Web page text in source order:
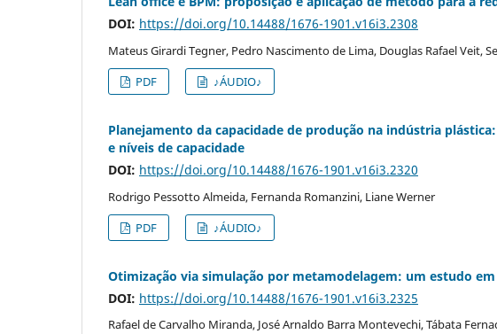
DOI: https://doi.org/10.14488/1676-1901.v16i3.2308
Mateus Girardi Tegner, Pedro Nascimento de Lima, Douglas Rafael Veit,
PDF
♪ÁUDIO♪
Planejamento da capacidade de produção na indústria
e níveis de capacidade
DOI: https://doi.org/10.14488/1676-1901.v16i3.2320
Rodrigo Pessotto Almeida, Fernanda Romanzini, Liane Werner
PDF
♪ÁUDIO♪
Otimização via simulação por metamodelagem: um estudo em
DOI: https://doi.org/10.14488/1676-1901.v16i3.2325
Rafael de Carvalho Miranda, José Arnaldo Barra Montevechi, Tábata